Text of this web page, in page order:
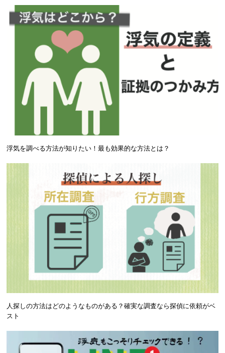
浮気を調べる方法が知りたい！最も効果的な方法とは？
人探しの方法はどのようなものがある？確実な調査なら探偵に依頼がベ
スト